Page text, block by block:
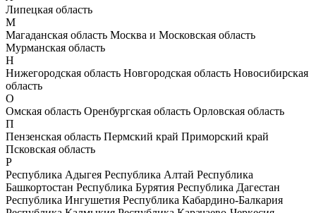
Липецкая область
М
Магаданская область Москва и Московская область
Мурманская область
Н
Нижегородская область Новгородская область Новосибирская
область
О
Омская область Оренбургская область Орловская область
П
Пензенская область Пермский край Приморский край
Псковская область
Р
Республика Адыгея Республика Алтай Республика
Башкортостан Республика Бурятия Республика Дагестан
Республика Ингушетия Республика Кабардино-Балкария